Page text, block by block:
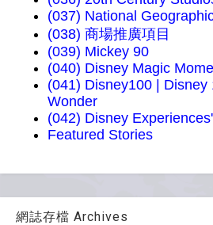
(037) National
(038) 商場推廣項目
(039) Mickey 90
(040) Disney Magic
(041) Disney100 | Disney
Wonder
(042) Disney
Featured Stories
網誌存檔 Archives